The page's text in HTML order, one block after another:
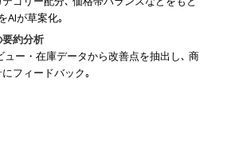
AIが草案化｡
約分析
ー・在庫データから改善点を抽出し､ 商
フィードバック｡